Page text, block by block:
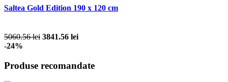
Saltea Gold Edition 190 x 120 cm
5060.56 lei 3841.56 lei
-24%
Produse recomandate